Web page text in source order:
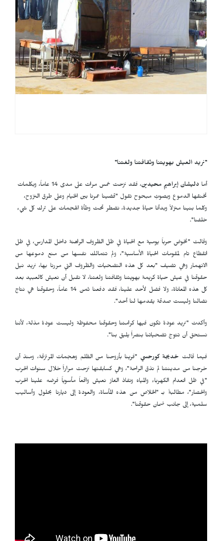
"نريد العيش بهويتنا وثقافتنا ولغتنا"
أما دليشان إبراهيم محيدين
، فقد نزحت خمس مرات على مدى 14 عاماً، وبكلمات
تخنقها الدموع وبصوتٍ مبحوح تقول "قضينا عمرنا بين الخيام وعلى طرق النزوح،
وكلما بنينا منزلاً وبدأنا حياةً جديدة، نضطر تحت وطأة الهجمات على ترك كل شيء
خلفنا".
وقالت "نخوض حرباً يومية مع الحياة في ظل الظروف الراهنة داخل المدارس، في ظل
انقطاع تام لمقومات الحياة الأساسية"، ولم تتمالك نفسها من منع دموعها من
الانهمار وهي تضيف "بعد كل هذه التضحيات والظروف التي مررنا بها، نريد نيل
حقوقنا في عيش حياة كريمة بهويتنا وثقافتنا ولغتنا، لا نقبل أن نعيش كالعبيد بعد
كل هذه المعاناة، ولا فضل لأحد علينا، فقد دفعنا ثمن 14 عاماً، وحقوقنا هي نتاج
نضالنا وليست صدقة يقدمها لنا أحد".
وأكدت "نريد عودة تكون فيها كرامتنا وحقوقنا محفوظة وليست عودة مذلة، لأننا
نستحق أن تتوج تضحياتنا بنصراً يليق بنا".
فيما قالت خديجة كورحسي "فرينا بأروحنا من الظلم وهجمات المرتزقة، ومنذ أن
خرجنا من مدينتنا لم نذق الراحة"، وهي كسابقتها نزحت مراراً خلال سنوات الحرب
"في ظل انعدام الكهرباء والمياه ونفاذ الغاز نعيش واقعاً مأسوياً فرضه علينا الحرب
والحصار"، مطالبةً بـ "الخلاص من هذه المأساة، والعودة إلى ديارنا بحلول وأساليب
سلمية، إلى جانب ضمان حقوقنا".